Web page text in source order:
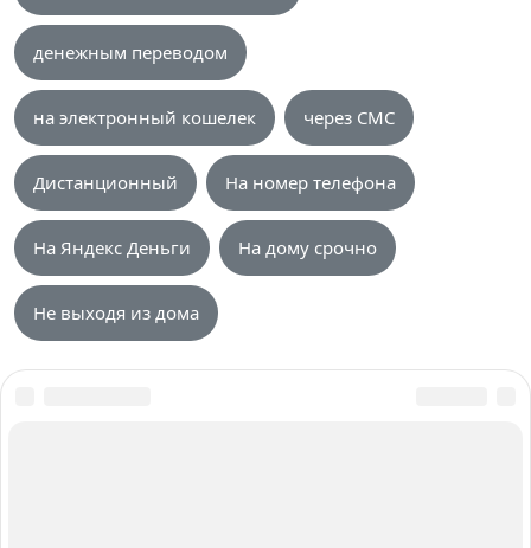
денежным переводом
на электронный кошелек через СМС
Дистанционный На номер телефона
На Яндекс Деньги На дому срочно
Не выходя из дома